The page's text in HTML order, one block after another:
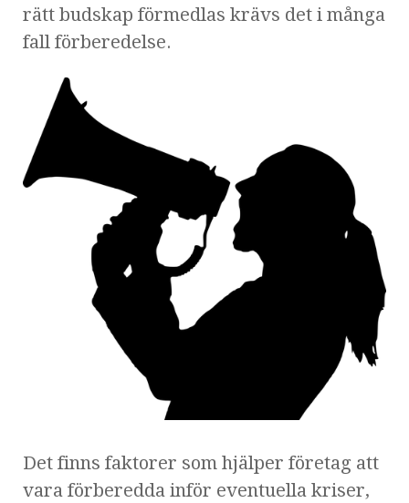
rätt budskap förmedlas krävs det i många
fall förberedelse.
Det finns faktorer som hjälper företag att
vara förberedda inför eventuella kriser,